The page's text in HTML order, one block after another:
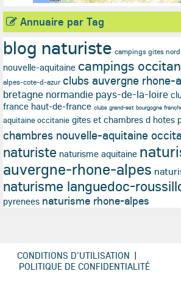
Annuaire par Tag
blog naturiste campings gites
nouvelle-aquitaine campings
alpes-cote-d-azur clubs auvergne rhone-
bretagne normandie pays-de-la-loire
france haut-de-france clubs grand-est bourgogne
aquitaine occitanie gites et chambres d hotes
chambres nouvelle-aquitaine
naturiste naturisme aquitaine
auvergne-rhone-alpes
naturisme languedoc-
pyrenees naturisme rhone-alpes
CONDITIONS D'UTILISATION |
POLITIQUE DE CONFIDENTIALITÉ